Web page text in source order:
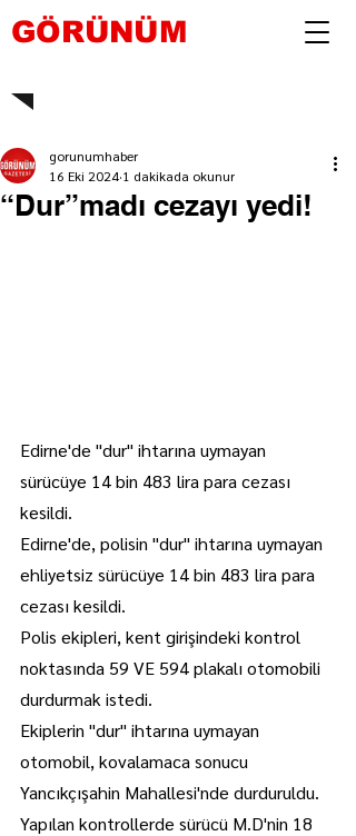
GÖRÜNÜM
“Dur”madı cezayı yedi!
gorunumhaber
16 Eki 2024 1 dakikada okunur
Edirne'de "dur" ihtarına uymayan
sürücüye 14 bin 483 lira para cezası
kesildi.
Edirne'de, polisin "dur" ihtarına uymayan
ehliyetsiz sürücüye 14 bin 483 lira para
cezası kesildi.
Polis ekipleri, kent girişindeki kontrol
noktasında 59 VE 594 plakalı otomobili
durdurmak istedi.
Ekiplerin "dur" ihtarına uymayan
otomobil, kovalamaca sonucu
Yancıkçışahin Mahallesi'nde durduruldu.
Yapılan kontrollerde sürücü M.D'nin 18